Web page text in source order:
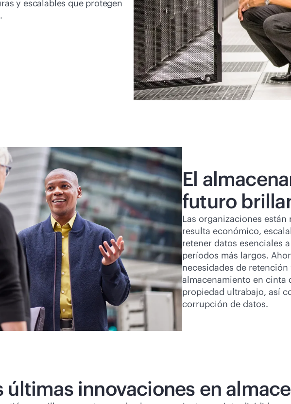
y escalables que protegen
El
futuro
Las organizaciones
resulta económico,
retener datos esenciales
períodos más largos.
necesidades de
almacenamiento en cinta
propiedad ultrabajo, así
corrupción de datos.
últimas innovaciones en